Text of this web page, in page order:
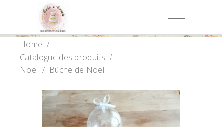
Home /
Catalogue des produits /
Noël / Bûche de Noël